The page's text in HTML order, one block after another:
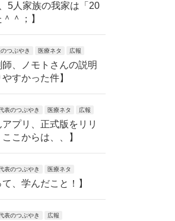
5人家族の我家は「20
＾；】
つぶやき 医療ネタ 広報
師、ノモトさんの説明
すかった件】
表のつぶやき 医療ネタ 広報
アプリ、正式版をリリ
こからは、、】
表のつぶやき 医療ネタ
、学んだこと！】
表のつぶやき 広報